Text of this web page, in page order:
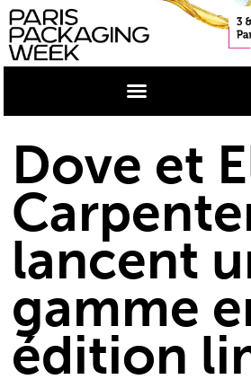
Dove et
lancent
gamme
édition